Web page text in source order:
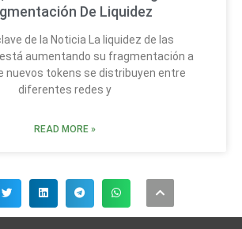
De Liquidez
de la Noticia La liquidez de las
aumentando su fragmentación a
nuevos tokens se distribuyen entre
diferentes redes y
READ MORE »